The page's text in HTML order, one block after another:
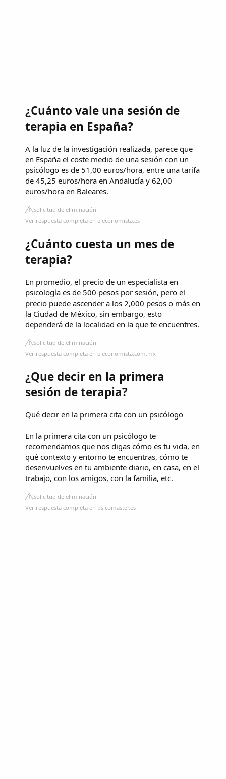
¿Cuánto vale una sesión de
terapia en España?
A la luz de la investigación realizada, parece que
en España el coste medio de una sesión con un
psicólogo es de 51,00 euros/hora, entre una tarifa
de 45,25 euros/hora en Andalucía y 62,00
euros/hora en Baleares.
Solicitud de eliminación
Ver respuesta completa en eleconomista.es
¿Cuánto cuesta un mes de
terapia?
En promedio, el precio de un especialista en
psicología es de 500 pesos por sesión, pero el
precio puede ascender a los 2,000 pesos o más en
la Ciudad de México, sin embargo, esto
dependerá de la localidad en la que te encuentres.
Solicitud de eliminación
Ver respuesta completa en eleconomista.com.mx
¿Que decir en la primera
sesión de terapia?
Qué decir en la primera cita con un psicólogo
En la primera cita con un psicólogo te
recomendamos que nos digas cómo es tu vida, en
qué contexto y entorno te encuentras, cómo te
desenvuelves en tu ambiente diario, en casa, en el
trabajo, con los amigos, con la familia, etc.
Solicitud de eliminación
Ver respuesta completa en psicomaster.es